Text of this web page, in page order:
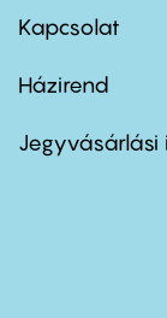
firstKapcsolat
Footer
second
Házirend
Jegyvásárlási